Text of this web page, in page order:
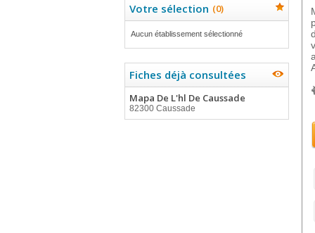
Votre sélection (0)
Aucun établissement sélectionné
Fiches déjà consultées
Mapa De L'hl De Caussade
82300 Caussade